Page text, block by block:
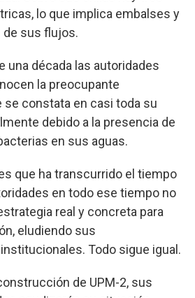
lo que implica embalses y
de sus flujos.
una década las autoridades
la preocupante
se constata en casi toda su
debido a la presencia de
en sus aguas.
que ha transcurrido el tiempo
en todo ese tiempo no
real y concreta para
eludiendo sus
Todo sigue igual.
de UPM-2, sus